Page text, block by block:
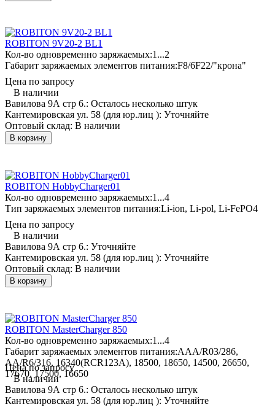
ROBITON 9V20-2 BL1
Кол-во одновременно заряжаемых:1...2
Габарит заряжаемых элементов питания:F8/6F22/"крона"
Цена по запросу
В наличии
Вавилова 9А стр 6.: Осталось несколько штук
Кантемировская ул. 58 (для юр.лиц ): Уточняйте
Оптовый склад: В наличии
В корзину
ROBITON HobbyCharger01
Кол-во одновременно заряжаемых:1...4
Тип заряжаемых элементов питания:Li-ion, Li-pol, Li-FePO4
Цена по запросу
В наличии
Вавилова 9А стр 6.: Уточняйте
Кантемировская ул. 58 (для юр.лиц ): Уточняйте
Оптовый склад: В наличии
В корзину
ROBITON MasterCharger 850
Кол-во одновременно заряжаемых:1...4
Габарит заряжаемых элементов питания:AAA/R03/286,
AA/R6/316, 16340(RCR123A), 18500, 18650, 14500, 26650,
17670, 17500, 16650
Цена по запросу
В наличии
Вавилова 9А стр 6.: Осталось несколько штук
Кантемировская ул. 58 (для юр.лиц ): Уточняйте